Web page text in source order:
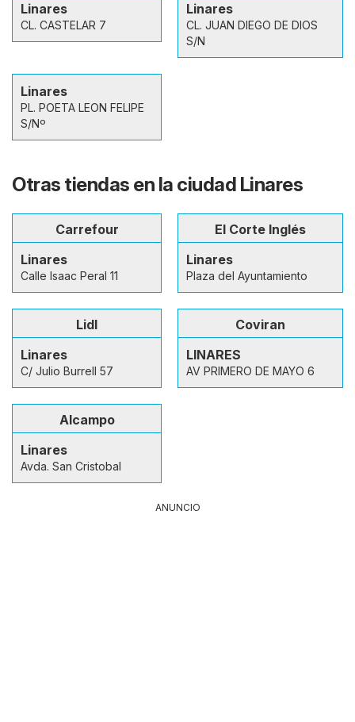
Linares
CL. CASTELAR 7
Linares
CL. JUAN DIEGO DE DIOS
S/N
Linares
PL. POETA LEON FELIPE
S/Nº
Otras tiendas en la ciudad Linares
Carrefour
Linares
Calle Isaac Peral 11
El Corte Inglés
Linares
Plaza del Ayuntamiento
Lidl
Linares
C/ Julio Burrell 57
Coviran
LINARES
AV PRIMERO DE MAYO 6
Alcampo
Linares
Avda. San Cristobal
ANUNCIO